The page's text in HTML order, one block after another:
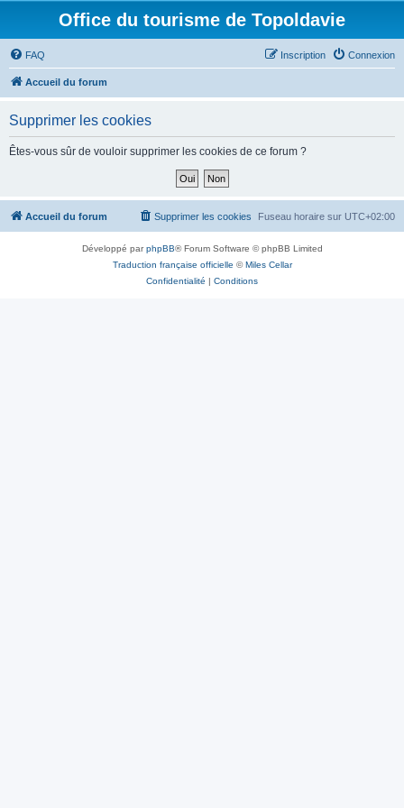
Office du tourisme de Topoldavie
FAQ Connexion
Inscription
Accueil du forum
Supprimer les cookies
Êtes-vous sûr de vouloir supprimer les cookies de ce forum ?
Accueil du forum Fuseau horaire sur UTC+02:00
Supprimer les cookies
Développé parphpBB® Forum Software © phpBB Limited
Traduction française officielle ©Miles Cellar
Confidentialité | Conditions